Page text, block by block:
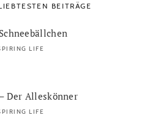
BEITRÄGE
LIFE
Der Alleskönner
LIFE